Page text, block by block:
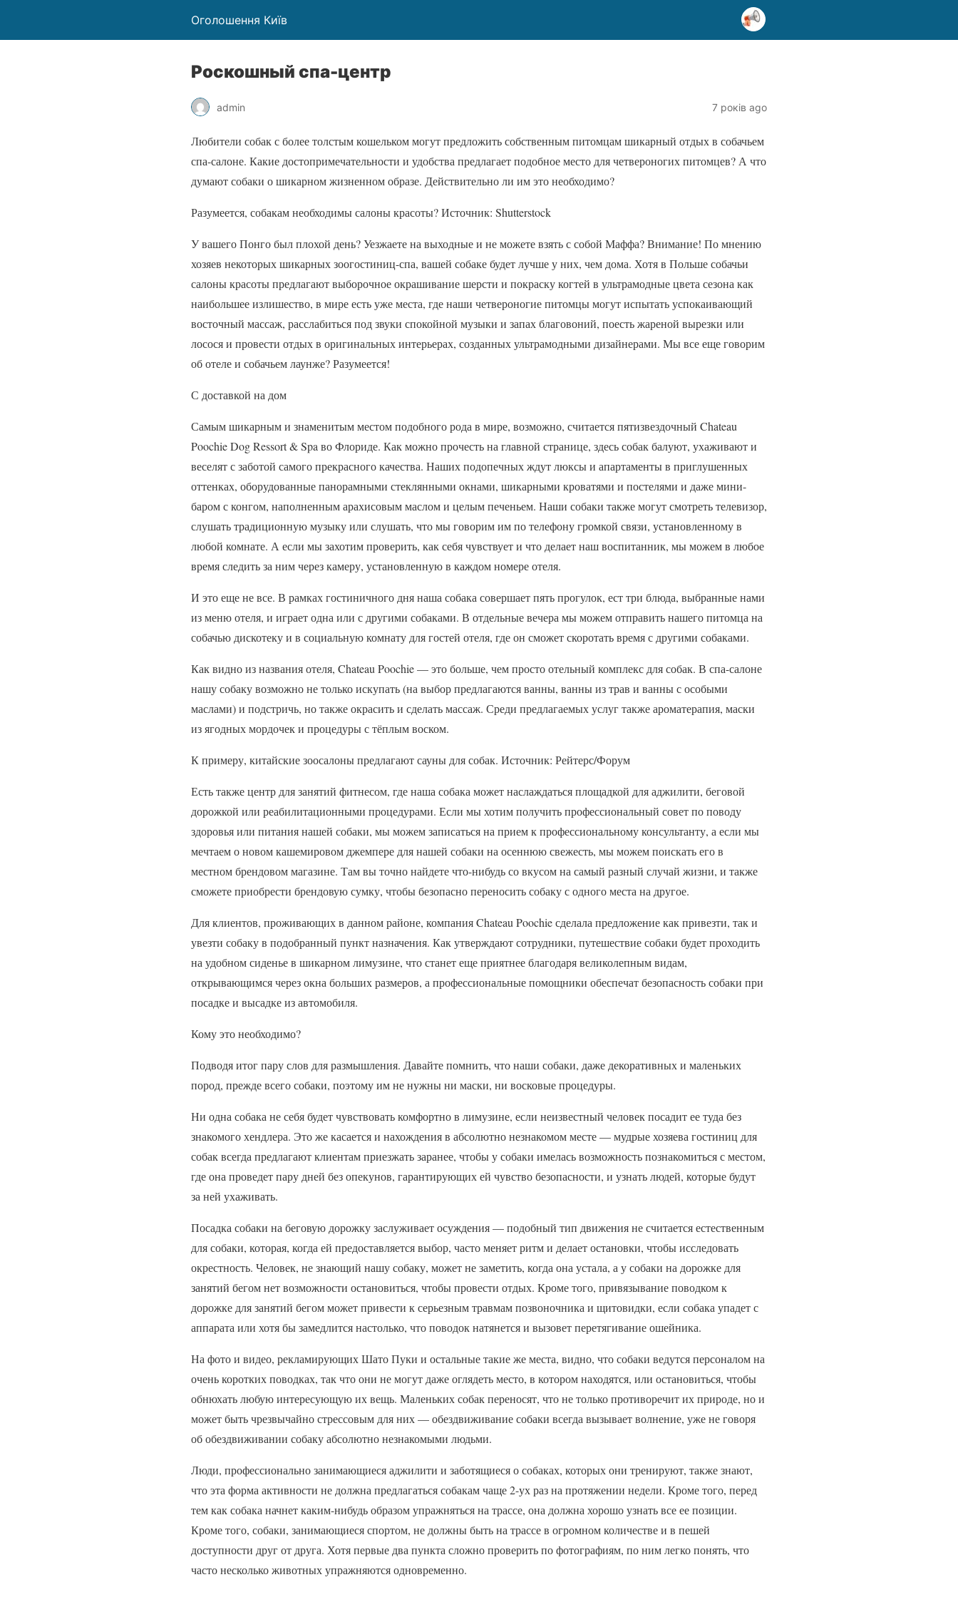
Оголошення Київ
Роскошный спа-центр
admin 7 років ago
Любители собак с более толстым кошельком могут предложить собственным питомцам шикарный отдых в собачьем
спа-салоне. Какие достопримечательности и удобства предлагает подобное место для четвероногих питомцев? А что
думают собаки о шикарном жизненном образе. Действительно ли им это необходимо?
Разумеется, собакам необходимы салоны красоты? Источник: Shutterstock
У вашего Понго был плохой день? Уезжаете на выходные и не можете взять с собой Маффа? Внимание! По мнению
хозяев некоторых шикарных зоогостиниц-спа, вашей собаке будет лучше у них, чем дома. Хотя в Польше собачьи
салоны красоты предлагают выборочное окрашивание шерсти и покраску когтей в ультрамодные цвета сезона как
наибольшее излишество, в мире есть уже места, где наши четвероногие питомцы могут испытать успокаивающий
восточный массаж, расслабиться под звуки спокойной музыки и запах благовоний, поесть жареной вырезки или
лосося и провести отдых в оригинальных интерьерах, созданных ультрамодными дизайнерами. Мы все еще говорим
об отеле и собачьем лаунже? Разумеется!
С доставкой на дом
Самым шикарным и знаменитым местом подобного рода в мире, возможно, считается пятизвездочный Chateau
Poochie Dog Ressort & Spa во Флориде. Как можно прочесть на главной странице, здесь собак балуют, ухаживают и
веселят с заботой самого прекрасного качества. Наших подопечных ждут люксы и апартаменты в приглушенных
оттенках, оборудованные панорамными стеклянными окнами, шикарными кроватями и постелями и даже мини-
баром с конгом, наполненным арахисовым маслом и целым печеньем. Наши собаки также могут смотреть телевизор,
слушать традиционную музыку или слушать, что мы говорим им по телефону громкой связи, установленному в
любой комнате. А если мы захотим проверить, как себя чувствует и что делает наш воспитанник, мы можем в любое
время следить за ним через камеру, установленную в каждом номере отеля.
И это еще не все. В рамках гостиничного дня наша собака совершает пять прогулок, ест три блюда, выбранные нами
из меню отеля, и играет одна или с другими собаками. В отдельные вечера мы можем отправить нашего питомца на
собачью дискотеку и в социальную комнату для гостей отеля, где он сможет скоротать время с другими собаками.
Как видно из названия отеля, Chateau Poochie — это больше, чем просто отельный комплекс для собак. В спа-салоне
нашу собаку возможно не только искупать (на выбор предлагаются ванны, ванны из трав и ванны с особыми
маслами) и подстричь, но также окрасить и сделать массаж. Среди предлагаемых услуг также ароматерапия, маски
из ягодных мордочек и процедуры с тёплым воском.
К примеру, китайские зоосалоны предлагают сауны для собак. Источник: Рейтерс/Форум
Есть также центр для занятий фитнесом, где наша собака может наслаждаться площадкой для аджилити, беговой
дорожкой или реабилитационными процедурами. Если мы хотим получить профессиональный совет по поводу
здоровья или питания нашей собаки, мы можем записаться на прием к профессиональному консультанту, а если мы
мечтаем о новом кашемировом джемпере для нашей собаки на осеннюю свежесть, мы можем поискать его в
местном брендовом магазине. Там вы точно найдете что-нибудь со вкусом на самый разный случай жизни, и также
сможете приобрести брендовую сумку, чтобы безопасно переносить собаку с одного места на другое.
Для клиентов, проживающих в данном районе, компания Chateau Poochie сделала предложение как привезти, так и
увезти собаку в подобранный пункт назначения. Как утверждают сотрудники, путешествие собаки будет проходить
на удобном сиденье в шикарном лимузине, что станет еще приятнее благодаря великолепным видам,
открывающимся через окна больших размеров, а профессиональные помощники обеспечат безопасность собаки при
посадке и высадке из автомобиля.
Кому это необходимо?
Подводя итог пару слов для размышления. Давайте помнить, что наши собаки, даже декоративных и маленьких
пород, прежде всего собаки, поэтому им не нужны ни маски, ни восковые процедуры.
Ни одна собака не себя будет чувствовать комфортно в лимузине, если неизвестный человек посадит ее туда без
знакомого хендлера. Это же касается и нахождения в абсолютно незнакомом месте — мудрые хозяева гостиниц для
собак всегда предлагают клиентам приезжать заранее, чтобы у собаки имелась возможность познакомиться с местом,
где она проведет пару дней без опекунов, гарантирующих ей чувство безопасности, и узнать людей, которые будут
за ней ухаживать.
Посадка собаки на беговую дорожку заслуживает осуждения — подобный тип движения не считается естественным
для собаки, которая, когда ей предоставляется выбор, часто меняет ритм и делает остановки, чтобы исследовать
окрестность. Человек, не знающий нашу собаку, может не заметить, когда она устала, а у собаки на дорожке для
занятий бегом нет возможности остановиться, чтобы провести отдых. Кроме того, привязывание поводком к
дорожке для занятий бегом может привести к серьезным травмам позвоночника и щитовидки, если собака упадет с
аппарата или хотя бы замедлится настолько, что поводок натянется и вызовет перетягивание ошейника.
На фото и видео, рекламирующих Шато Пуки и остальные такие же места, видно, что собаки ведутся персоналом на
очень коротких поводках, так что они не могут даже оглядеть место, в котором находятся, или остановиться, чтобы
обнюхать любую интересующую их вещь. Маленьких собак переносят, что не только противоречит их природе, но и
может быть чрезвычайно стрессовым для них — обездвиживание собаки всегда вызывает волнение, уже не говоря
об обездвиживании собаку абсолютно незнакомыми людьми.
Люди, профессионально занимающиеся аджилити и заботящиеся о собаках, которых они тренируют, также знают,
что эта форма активности не должна предлагаться собакам чаще 2-ух раз на протяжении недели. Кроме того, перед
тем как собака начнет каким-нибудь образом упражняться на трассе, она должна хорошо узнать все ее позиции.
Кроме того, собаки, занимающиеся спортом, не должны быть на трассе в огромном количестве и в пешей
доступности друг от друга. Хотя первые два пункта сложно проверить по фотографиям, по ним легко понять, что
часто несколько животных упражняются одновременно.